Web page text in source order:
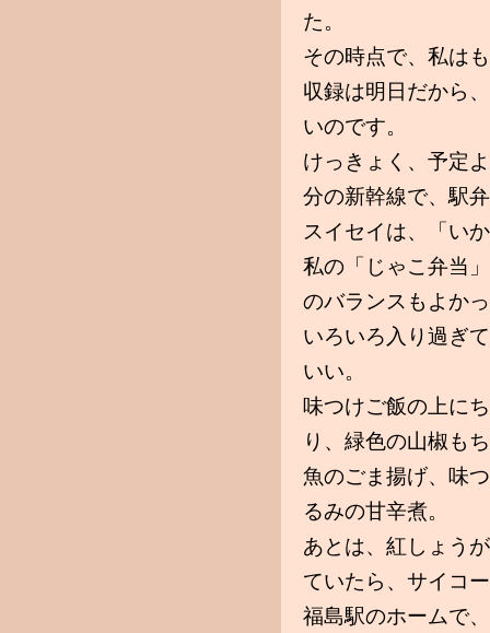
た。
その時点で、私は
収録は明日だから
いのです。
けっきょく、予定
分の新幹線で、駅
スイセイは、「い
私の「じゃこ弁当
のバランスもよか
いろいろ入り過ぎ
いい。
味つけご飯の上に
り、緑色の山椒も
魚のごま揚げ、味
るみの甘辛煮。
あとは、紅しょう
ていたら、サイコ
福島駅のホームで